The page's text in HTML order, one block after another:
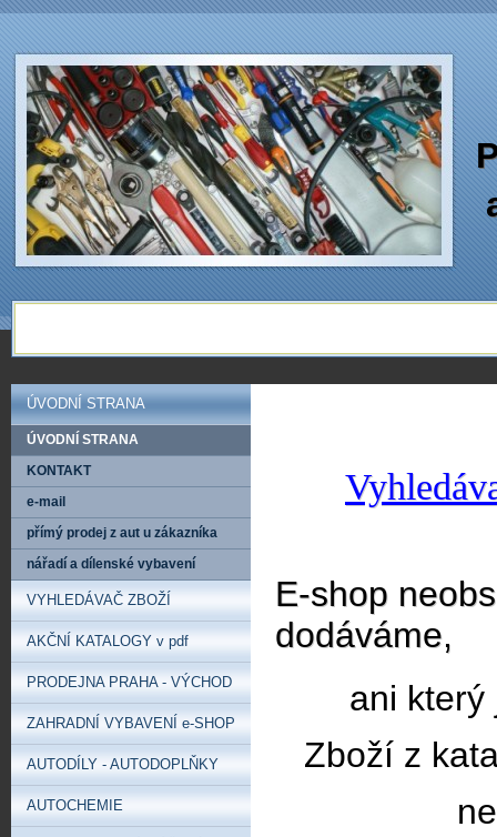
E-shop
dodáváme,
ani který
Zboží z
ÚVODNÍ STRANA
ÚVODNÍ STRANA
KONTAKT
e-mail
přímý prodej z aut u zákazníka
nářadí a dílenské vybavení
VYHLEDÁVAČ ZBOŽÍ
AKČNÍ KATALOGY v pdf
PRODEJNA PRAHA - VÝCHOD
ZAHRADNÍ VYBAVENÍ e-SHOP
AUTODÍLY - AUTODOPLŇKY
AUTOCHEMIE